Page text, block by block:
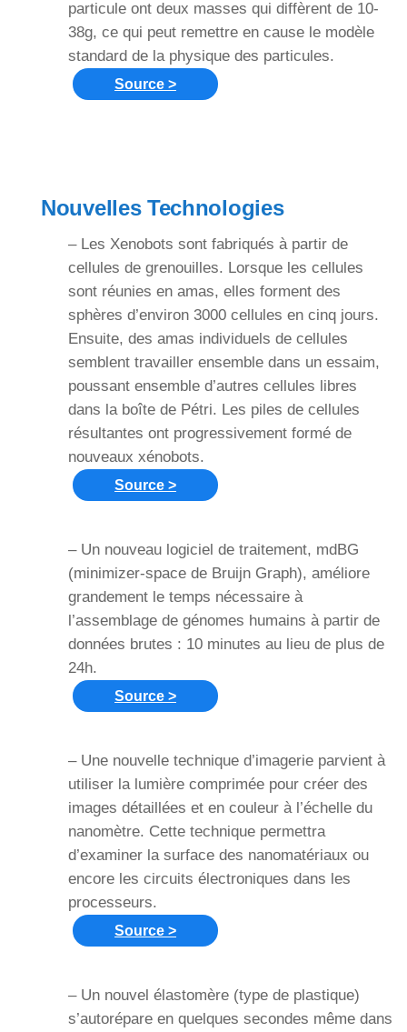
particule ont deux masses qui diffèrent de 10-
38g, ce qui peut remettre en cause le modèle
standard de la physique des particules.
Source >
Nouvelles Technologies
– Les Xenobots sont fabriqués à partir de
cellules de grenouilles. Lorsque les cellules
sont réunies en amas, elles forment des
sphères d’environ 3000 cellules en cinq jours.
Ensuite, des amas individuels de cellules
semblent travailler ensemble dans un essaim,
poussant ensemble d’autres cellules libres
dans la boîte de Pétri. Les piles de cellules
résultantes ont progressivement formé de
nouveaux xénobots.
Source >
– Un nouveau logiciel de traitement, mdBG
(minimizer-space de Bruijn Graph), améliore
grandement le temps nécessaire à
l’assemblage de génomes humains à partir de
données brutes : 10 minutes au lieu de plus de
24h.
Source >
– Une nouvelle technique d’imagerie parvient à
utiliser la lumière comprimée pour créer des
images détaillées et en couleur à l’échelle du
nanomètre. Cette technique permettra
d’examiner la surface des nanomatériaux ou
encore les circuits électroniques dans les
processeurs.
Source >
– Un nouvel élastomère (type de plastique)
s’autorépare en quelques secondes même dans